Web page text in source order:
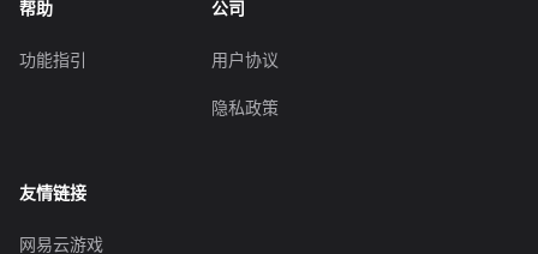
帮助
功能指引
公司
用户协议
隐私政策
友情链接
网易云游戏